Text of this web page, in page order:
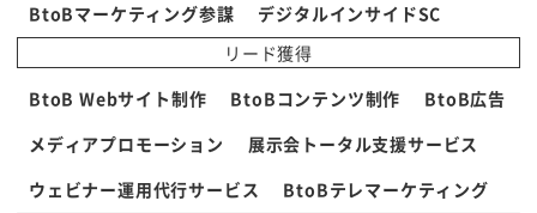
BtoBマーケティング参謀
デジタルインサイドSC
リード獲得
BtoB Webサイト制作
BtoBコンテンツ制作
BtoB広告
メディアプロモーション
展示会トータル支援サービス
ウェビナー運用代行サービス
BtoBテレマーケティング